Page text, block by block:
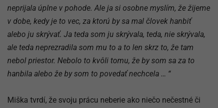
neprijala úplne v pohode. Ale ja si osobne myslím, že žijeme
v dobe, kedy je to vec, za ktorú by sa mal človek hanbiť
alebo ju skrývať. Ja teda som ju skrývala, teda, nie skrývala,
ale teda neprezradila som mu to a to len skrz to, že tam
nebol priestor. Nebolo to kvôli tomu, že by som sa za to
hanbila alebo že by som to povedať nechcela … “
Miška tvrdí, že svoju prácu neberie ako niečo nečestné či